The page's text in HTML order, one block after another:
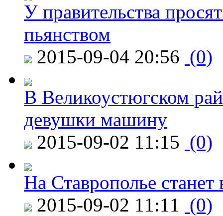
У правительства
пьянством
2015-09-04 20:56 (0)
В Великоустюгском
девушки машину
2015-09-02 11:15 (0)
На Ставрополье
2015-09-02 11:11 (0)